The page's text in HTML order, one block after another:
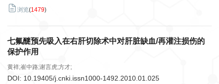
浏览(1479)
七氟醚预先吸入在右肝切除术中对肝脏缺血/再灌注损伤的
保护作用
黄祥;崔中路;谢言虎;方才;
DOI: 10.19405/j.cnki.issn1000-1492.2010.01.025